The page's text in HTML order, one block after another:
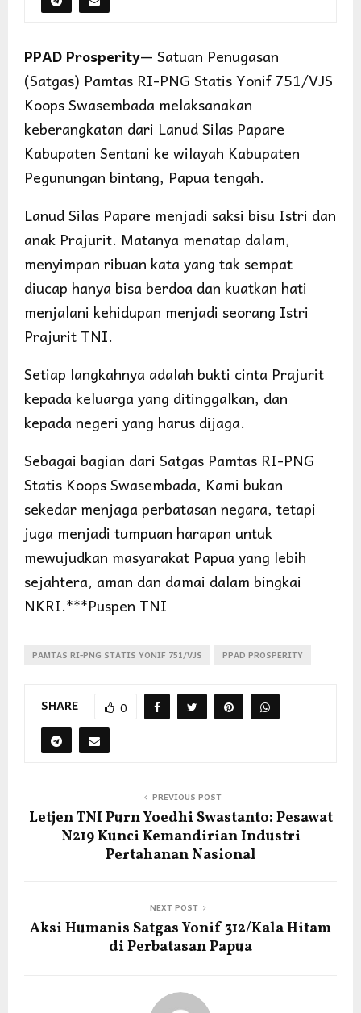
PPAD Prosperity— Satuan Penugasan
(Satgas) Pamtas RI-PNG Statis Yonif 751/VJS
Koops Swasembada melaksanakan
keberangkatan dari Lanud Silas Papare
Kabupaten Sentani ke wilayah Kabupaten
Pegunungan bintang, Papua tengah.
Lanud Silas Papare menjadi saksi bisu Istri dan
anak Prajurit. Matanya menatap dalam,
menyimpan ribuan kata yang tak sempat
diucap hanya bisa berdoa dan kuatkan hati
menjalani kehidupan menjadi seorang Istri
Prajurit TNI.
Setiap langkahnya adalah bukti cinta Prajurit
kepada keluarga yang ditinggalkan, dan
kepada negeri yang harus dijaga.
Sebagai bagian dari Satgas Pamtas RI-PNG
Statis Koops Swasembada, Kami bukan
sekedar menjaga perbatasan negara, tetapi
juga menjadi tumpuan harapan untuk
mewujudkan masyarakat Papua yang lebih
sejahtera, aman dan damai dalam bingkai
NKRI.***Puspen TNI
PAMTAS RI-PNG STATIS YONIF 751/VJS PPAD PROSPERITY
SHARE 0
PREVIOUS POST
Letjen TNI Purn Yoedhi Swastanto: Pesawat
N219 Kunci Kemandirian Industri
Pertahanan Nasional
NEXT POST
Aksi Humanis Satgas Yonif 312/Kala Hitam
di Perbatasan Papua